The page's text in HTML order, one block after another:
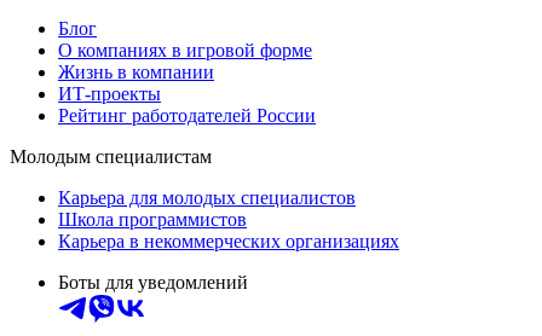
Блог
О компаниях в игровой форме
Жизнь в компании
ИТ-проекты
Рейтинг работодателей России
Молодым специалистам
Карьера для молодых специалистов
Школа программистов
Карьера в некоммерческих организациях
Боты для уведомлений